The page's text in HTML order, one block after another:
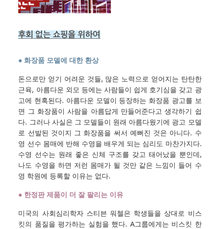
● 화장품 모델에 대한 환상
돈으로만 얻기 어려운 것들, 많은 노력으로 얻어지는 탄탄한
근육, 아름다운 외모 등에는 사람들이 쉽게 호기심을 갖고 광
고에 현혹된다. 아름다운 모델이 등장하는 화장품 광고를 보
면 그 화장품이 사람을 아름답게 만들어준다고 생각하기 쉽
다. 그러나 사실은 그 모델들이 원래 아름다웠기에 광고 모델
로 선발된 것이지 그 화장품을 써서 예뻐진 것은 아니다. 수
영 선수 몸매에 반해 수영을 배우게 되는 심리도 마찬가지다.
수영 선수는 원래 좋은 신체 구조를 갖고 태어났을 뿐인데,
나도 수영을 하면 저런 몸매가 될 것만 같은 느낌이 들어 수
영 학원에 등록할 이유는 없다.
● 한정판 제품이 더 잘 팔리는 이유
미국의 사회심리학자 스티븐 워첼은 학생들을 상대로 비스
킷의 품질을 평가하는 실험을 했다. A그룹에게는 비스킷 한